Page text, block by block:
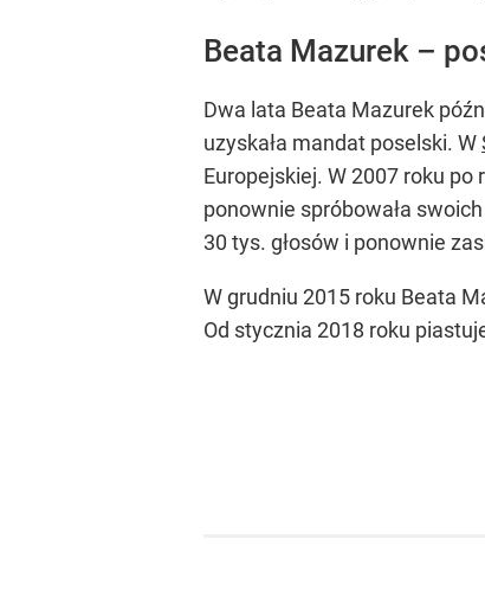
Beata Mazurek –
Dwa lata Beata Mazurek
uzyskała mandat poselski. W
Europejskiej. W 2007 roku po
ponownie spróbowała
30 tys. głosów i ponownie
W grudniu 2015 roku Beata
Od stycznia 2018 roku